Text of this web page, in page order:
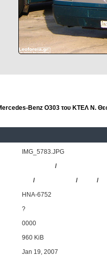
Benz O303 του ΚΤΕΛ Ν.
IMG_5783.JPG
/
/ / /
HNA-6752
?
0000
960 KiB
Jan 19, 2007